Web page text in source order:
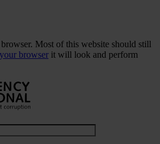
Most of this website should still
browser it will look and perform